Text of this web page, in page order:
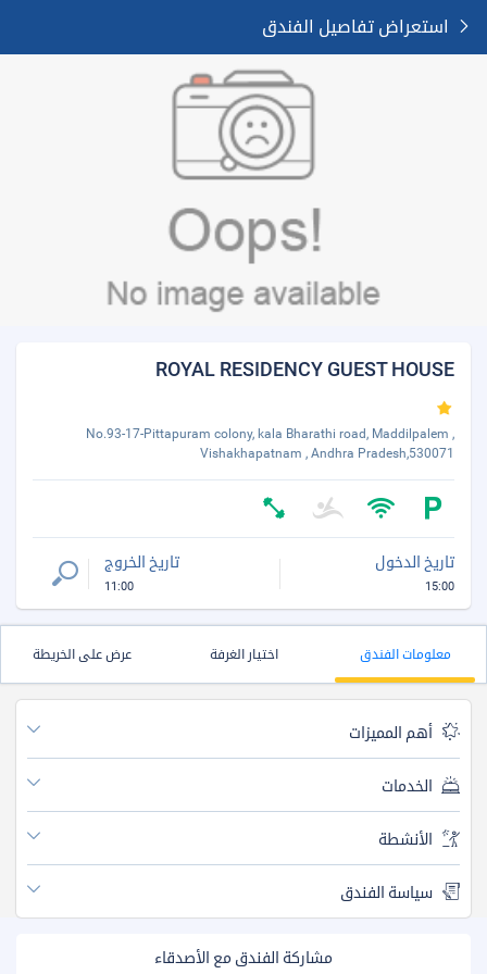
استعراض تفاصيل الفندق
ROYAL RESIDENCY GUEST HOUSE
No.93-17-Pittapuram colony, kala Bharathi road, Maddilpalem ,
Vishakhapatnam , Andhra Pradesh,530071
تاريخ الدخول
15:00
تاريخ الخروج
11:00
معلومات الفندق اختيار الغرفة عرض على الخريطة
أهم المميزات
الخدمات
الأنشطة
سياسة الفندق
مشاركة الفندق مع الأصدقاء